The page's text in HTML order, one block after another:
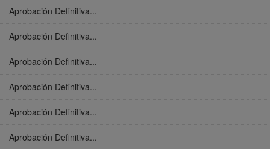
Aprobación Definitiva...
Aprobación Definitiva...
Aprobación Definitiva...
Aprobación Definitiva...
Aprobación Definitiva...
Aprobación Definitiva...